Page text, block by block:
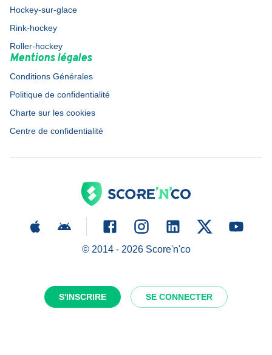
S'INSCRIRE SE CONNECTER
Hockey-sur-glace
Rink-hockey
Roller-hockey
Mentions légales
Conditions Générales
Politique de confidentialité
Charte sur les cookies
Centre de confidentialité
© 2014 - 2026Score'n'co